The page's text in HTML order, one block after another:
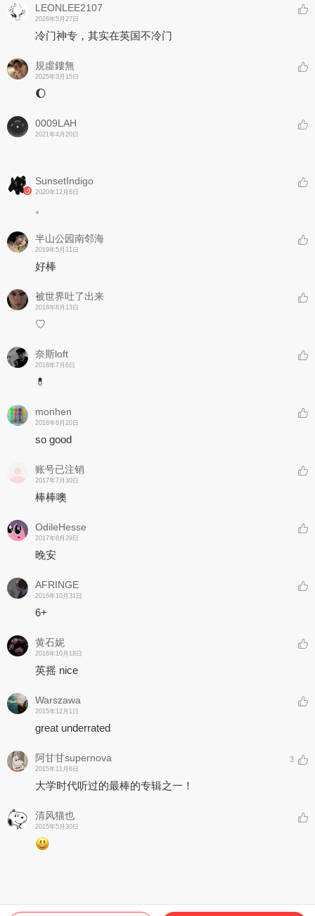
LEONLEE2107
2026年5月27日
冷门神专，其实在英国不冷门
規虛鏤無
2025年3月15日
🌔
0009LAH
2021年4月20日
SunsetIndigo
2020年12月6日
。
半山公园南邻海
2019年5月11日
好棒
被世界吐了出来
2018年8月13日
♡
奈斯loft
2018年7月6日
💊
monhen
2018年6月20日
so good
账号已注销
2017年7月30日
棒棒噢
OdileHesse
2017年6月29日
晚安
AFRINGE
2016年10月31日
6+
黄石妮
2016年10月18日
英摇 nice
Warszawa
2015年12月1日
great underrated
阿甘甘supernova
2015年11月6日
3
大学时代听过的最棒的专辑之一！
清风猫也
2015年5月30日